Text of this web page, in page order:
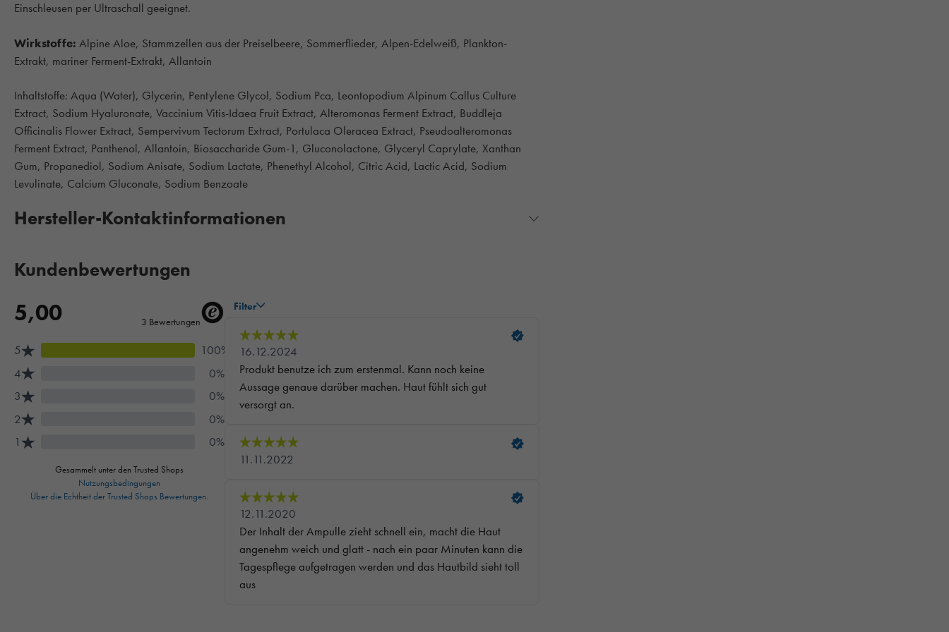
Einschleusen per Ultraschall geeignet.
Wirkstoffe: Alpine Aloe, Stammzellen aus der Preiselbeere, Sommerflieder, Alpen-Edelweiß, Plankton-
Extrakt, mariner Ferment-Extrakt, Allantoin
Inhaltstoffe: Aqua (Water), Glycerin, Pentylene Glycol, Sodium Pca, Leontopodium Alpinum Callus Culture
Extract, Sodium Hyaluronate, Vaccinium Vitis-Idaea Fruit Extract, Alteromonas Ferment Extract, Buddleja
Officinalis Flower Extract, Sempervivum Tectorum Extract, Portulaca Oleracea Extract, Pseudoalteromonas
Ferment Extract, Panthenol, Allantoin, Biosaccharide Gum-1, Gluconolactone, Glyceryl Caprylate, Xanthan
Gum, Propanediol, Sodium Anisate, Sodium Lactate, Phenethyl Alcohol, Citric Acid, Lactic Acid, Sodium
Levulinate, Calcium Gluconate, Sodium Benzoate
Hersteller-Kontaktinformationen
Kundenbewertungen